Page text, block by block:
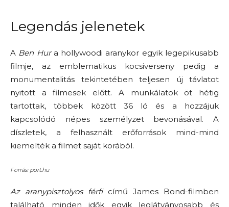
Legendás jelenetek
A Ben Hura hollywoodi aranykor egyik legepikusabb
filmje, az emblematikus kocsiverseny pedig a
monumentalitás tekintetében teljesen új távlatot
nyitott a filmesek előtt. A munkálatok öt hétig
tartottak, többek között 36 ló és a hozzájuk
kapcsolódó népes személyzet bevonásával. A
díszletek, a felhasznált erőforrások mind-mind
kiemelték a filmet saját korából.
Forrás: port.hu
Az aranypisztolyos férficímű James Bond-filmben
található minden idők egyik leglátványosabb és